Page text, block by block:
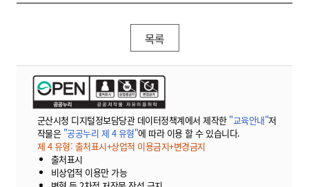
목록
군산시청 디지털정보담당관 데이터정책계에서 제작한 "교육안내"저
작물은 "공공누리 제 4 유형"에 따라 이용 할 수 있습니다.
제 4 유형: 출처표시+상업적 이용금지+변경금지
출처표시
비상업적 이용만 가능